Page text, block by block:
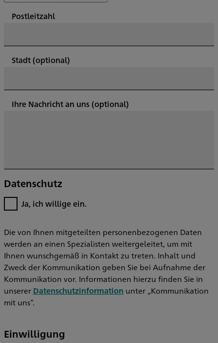
Postleitzahl
Stadt (optional)
Ihre Nachricht an uns (optional)
Datenschutz
Ja, ich willige ein.
Die von Ihnen mitgeteilten personenbezogenen Daten
werden an einen Spezialisten weitergeleitet, um mit
Ihnen wunschgemäß in Kontakt zu treten. Inhalt und
Zweck der Kommunikation geben Sie bei Aufnahme der
Kommunikation vor. Informationen hierzu finden Sie in
unserer Datenschutzinformation unter „Kommunikation
mit uns“.
Einwilligung